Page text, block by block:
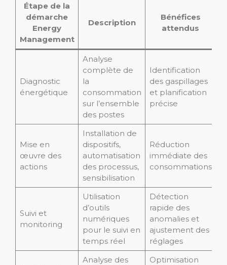
Étape de la
démarche
Energy
Management
Description
Bénéfices
attendus
Diagnostic
énergétique
Analyse
complète de
la
consommation
sur l’ensemble
des postes
Identification
des gaspillages
et planification
précise
Mise en
œuvre des
actions
Installation de
dispositifs,
automatisation
des processus,
sensibilisation
Réduction
immédiate des
consommations
Suivi et
monitoring
Utilisation
d’outils
numériques
pour le suivi en
temps réel
Détection
rapide des
anomalies et
ajustement des
réglages
Analyse des
Optimisation